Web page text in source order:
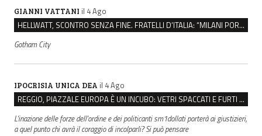
GIANNI VATTANI il 4 Ago
HELLWATT, SCONTRO SENZA FINE. FRATELLI D’ITALIA: “MILANI PORTA DOCUMENTI, DE FRANCO INSULTI”
Gotham City
IPOCRISIA UNICA DEA il 4 Ago
REGGIO, PIAZZALE EUROPA È UN INCUBO: VETRI SPACCATI E FURTI SULLE AUTO IN SOSTA
L'inazione delle forze dell'ordine e dei politicanti sm1dollati porterà ai giustizieri,
a quel punto chi avrà il coraggio di incolparli? Si può pensare